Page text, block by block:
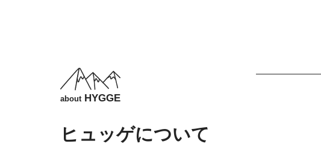
aboutHYGGE
ヒュッゲについて